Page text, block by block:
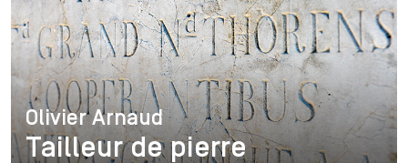
Olivier Arnaud
Olivier Arnaud
Tailleur de pierre